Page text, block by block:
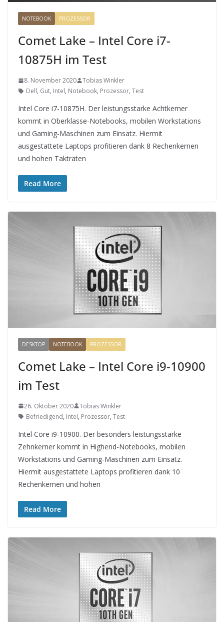
NOTEBOOK PROZESSOR
Comet Lake – Intel Core i7-
10875H im Test
8. November 2020
Tobias Winkler
Dell, Gut, Intel, Notebook, Prozessor, Test
Intel Core i7-10875H. Der leistungsstarke Achtkerner
kommt in Oberklasse-Notebooks, mobilen Workstations
und Gaming-Maschinen zum Einsatz. Hiermit
ausgestattete Laptops profitieren dank 8 Rechenkernen
und hohen Taktraten
Read More
DESKTOP NOTEBOOK PROZESSOR
Comet Lake – Intel Core i9-10900
im Test
26. Oktober 2020
Tobias Winkler
Befriedigend, Intel, Prozessor, Test
Intel Core i9-10900. Der besonders leistungsstarke
Zehnkerner kommt in Highend-Notebooks, mobilen
Workstations und Gaming-Maschinen zum Einsatz.
Hiermit ausgestattete Laptops profitieren dank 10
Rechenkernen und hohen
Read More